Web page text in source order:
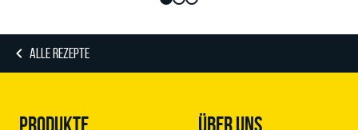
ALLE REZEPTE
PRODUKTE ÜBER UNS